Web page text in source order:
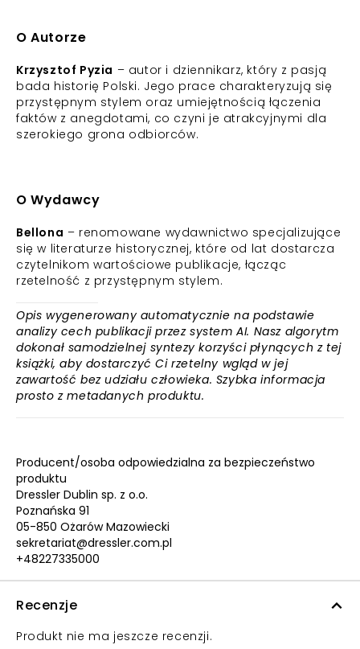
O Autorze
Krzysztof Pyzia – autor i dziennikarz, który z pasją
bada historię Polski. Jego prace charakteryzują się
przystępnym stylem oraz umiejętnością łączenia
faktów z anegdotami, co czyni je atrakcyjnymi dla
szerokiego grona odbiorców.
O Wydawcy
Bellona – renomowane wydawnictwo specjalizujące
się w literaturze historycznej, które od lat dostarcza
czytelnikom wartościowe publikacje, łącząc
rzetelność z przystępnym stylem.
Opis wygenerowany automatycznie na podstawie
analizy cech publikacji przez system AI. Nasz algorytm
dokonał samodzielnej syntezy korzyści płynących z tej
książki, aby dostarczyć Ci rzetelny wgląd w jej
zawartość bez udziału człowieka. Szybka informacja
prosto z metadanych produktu.
Producent/osoba odpowiedzialna za bezpieczeństwo
produktu
Dressler Dublin sp. z o.o.
Poznańska 91
05-850 Ożarów Mazowiecki
sekretariat@dressler.com.pl
+48227335000
Recenzje
Produkt nie ma jeszcze recenzji.